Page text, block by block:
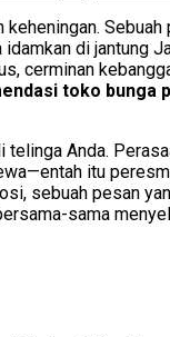
di jantung
cerminan
toko bunga
Anda.
itu
sebuah pesan
sama